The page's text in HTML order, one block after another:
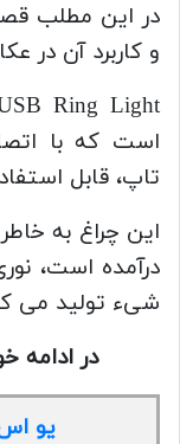
و کاربرد آن در
تاپ، قابل
این چراغ به
درآمده است،
شیء تولید می
در ادامه
یو